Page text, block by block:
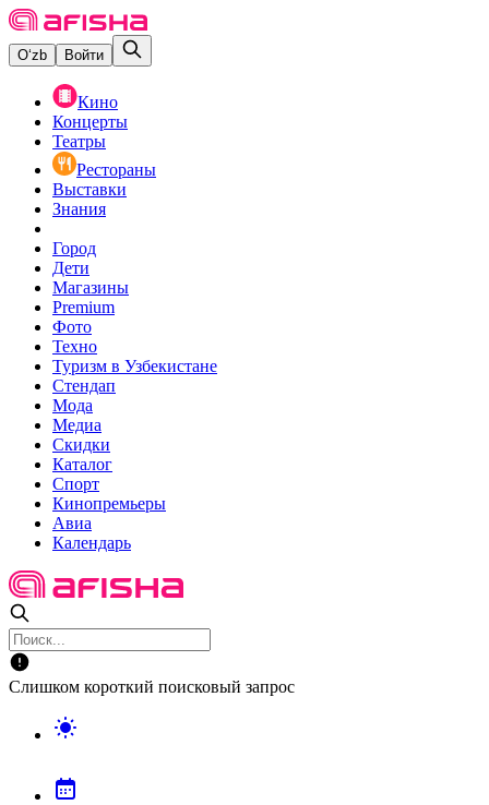
O‘zb Войти
Кино
Концерты
Театры
Рестораны
Выставки
Знания
Город
Дети
Магазины
Premium
Фото
Техно
Туризм в Узбекистане
Стендап
Мода
Медиа
Скидки
Каталог
Спорт
Кинопремьеры
Авиа
Календарь
Слишком короткий поисковый запрос